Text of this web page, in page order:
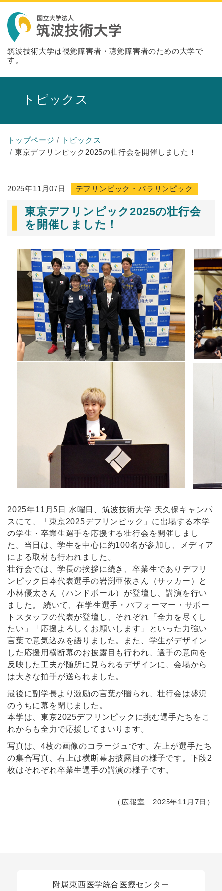
筑波技術大学は視覚障害者・聴覚障害者のための大学で
す。
トピックス
トップページ
トピックス
東京デフリンピック2025の壮行会を開催しました！
2025年11月07日 デフリンピック・パラリンピック
東京デフリンピック2025の壮行会
を開催しました！
2025年11月5日 水曜日、筑波技術大学 天久保キャンパ
スにて、「東京2025デフリンピック」に出場する本学
の学生・卒業生選手を応援する壮行会を開催しまし
た。当日は、学生を中心に約100名が参加し、メディア
による取材も行われました。
壮行会では、学長の挨拶に続き、卒業生でありデフリ
ンピック日本代表選手の岩渕亜依さん（サッカー）と
小林優太さん（ハンドボール）が登壇し、講演を行い
ました。 続いて、在学生選手・パフォーマー・サポー
トスタッフの代表が登壇し、それぞれ「全力を尽くし
たい」「応援よろしくお願いします」といった力強い
言葉で意気込みを語りました。また、学生がデザイン
した応援用横断幕のお披露目も行われ、選手の意向を
反映した工夫が随所に見られるデザインに、会場から
は大きな拍手が送られました。
最後に副学長より激励の言葉が贈られ、壮行会は盛況
のうちに幕を閉じました。
本学は、東京2025デフリンピックに挑む選手たちをこ
れからも全力で応援してまいります。
写真は、4枚の画像のコラージュです。左上が選手たち
の集合写真、右上は横断幕お披露目の様子です。下段2
枚はそれぞれ卒業生選手の講演の様子です。
（広報室 2025年11月7日）
附属東西医学統合医療センター